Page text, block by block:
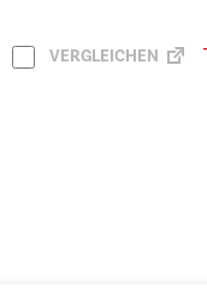
VERGLEICHEN